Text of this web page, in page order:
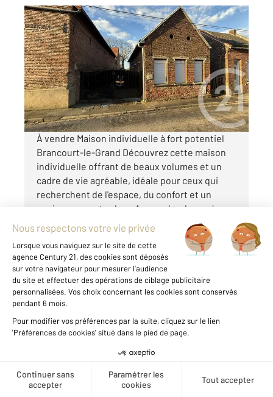
Créer une alerte
BRANCOURT LE GRAND 02
86,85 m2, 5 pièces
Ref : 13585
Maison à vendre
88 000 €
Visiter le site dédié
À vendre Maison individuelle à fort potentiel
Brancourt-le-Grand Découvrez cette maison
individuelle offrant de beaux volumes et un
cadre de vie agréable, idéale pour ceux qui
recherchent de l'espace, du confort et un
environnement calme. Au rez-de-chaussée,
Voir le détail du bien